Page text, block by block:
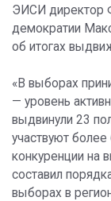
ЭИСИ директор
демократии
об итогах
«В выборах
— уровень
выдвинули 23
участвуют
конкуренции на
составил
выборах в